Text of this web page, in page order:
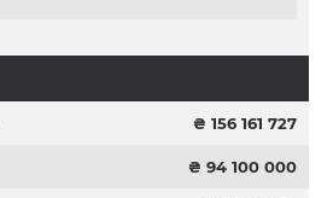
₴ 156 161 727
₴ 94 100 000